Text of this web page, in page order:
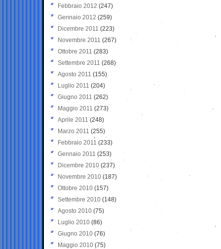
Febbraio 2012 (247)
Gennaio 2012 (259)
Dicembre 2011 (223)
Novembre 2011 (267)
Ottobre 2011 (283)
Settembre 2011 (268)
Agosto 2011 (155)
Luglio 2011 (204)
Giugno 2011 (262)
Maggio 2011 (273)
Aprile 2011 (248)
Marzo 2011 (255)
Febbraio 2011 (233)
Gennaio 2011 (253)
Dicembre 2010 (237)
Novembre 2010 (187)
Ottobre 2010 (157)
Settembre 2010 (148)
Agosto 2010 (75)
Luglio 2010 (86)
Giugno 2010 (76)
Maggio 2010 (75)